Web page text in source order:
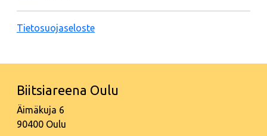
Tietosuojaseloste
Biitsiareena Oulu
Äimäkuja 6
90400 Oulu